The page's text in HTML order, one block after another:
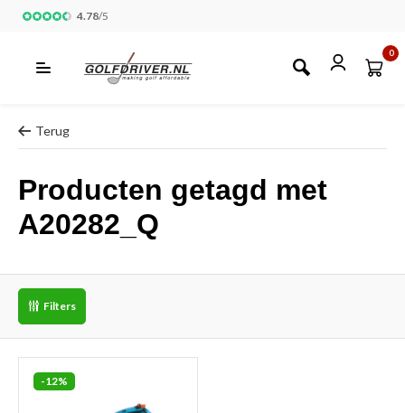
4.78/5
0
Terug
Producten getagd met
A20282_Q
Filters
-12%